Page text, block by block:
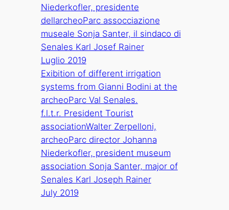
Niederkofler, presidente
dellarcheoParc assocciazione
museale Sonja Santer, il sindaco di
Senales Karl Josef Rainer
Luglio 2019
Exibition of different irrigation
systems from Gianni Bodini at the
archeoParc Val Senales.
f.l.t.r. President Tourist
associationWalter Zerpelloni,
archeoParc director Johanna
Niederkofler, president museum
association Sonja Santer, major of
Senales Karl Joseph Rainer
July 2019